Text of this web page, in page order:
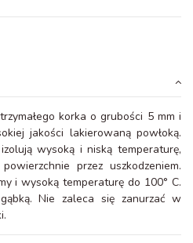
korka o grubości 5 mm i
jakości lakierowaną powłoką.
wysoką i niską temperaturę,
przez uszkodzeniem.
i wysoką temperaturę do 100° C.
Nie zaleca się zanurzać w